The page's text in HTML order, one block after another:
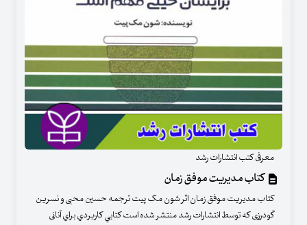
معرفی کتب انتشارات رشد
کتاب مدیریت موفق زمان
کتاب مدیریت موفق زمان اثر شون مک پیت ترجمه حسین محبی و نسرین
گودرزی که توسط انتشارات رشد منتشر شده است كتابي كاربردي براي آنانی